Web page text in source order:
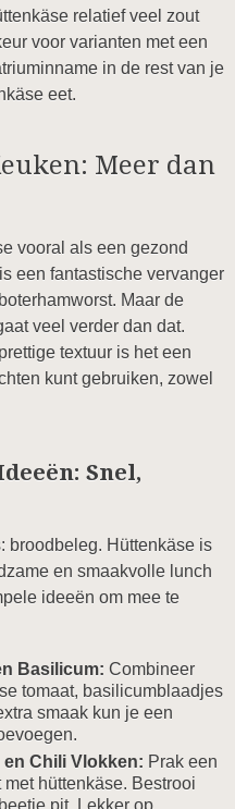
relatief veel zout
voor varianten met een
in de rest van je
eet.
Meer dan
vooral als een gezond
een fantastische vervanger
Maar de
veel verder dan dat.
textuur is het een
kunt gebruiken, zowel
Snel,
broodbeleg. Hüttenkäse is
en smaakvolle lunch
ideeën om mee te
Basilicum: Combineer
tomaat, basilicumblaadjes
smaak kun je een
en Chili Vlokken: Prak een
hüttenkäse. Bestrooi
pit. Lekker op